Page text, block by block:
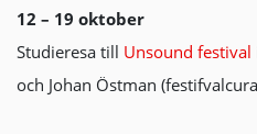
12 – 19 oktober
Studieresa till Unsound festival
och Johan Östman